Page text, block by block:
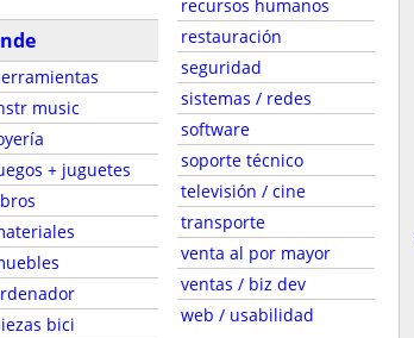
music
+ juguetes
bici
recursos humanos
restauración
seguridad
sistemas / redes
software
soporte técnico
televisión / cine
transporte
venta al por mayor
ventas / biz dev
web / usabilidad